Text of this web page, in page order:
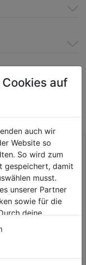
C.Grip SB
auf
auch wir
Website so
So wird zum
gespeichert, damit
musst.
unserer Partner
sowie für die
deine
Drittanbieter,
stimmst du
Unter "Details